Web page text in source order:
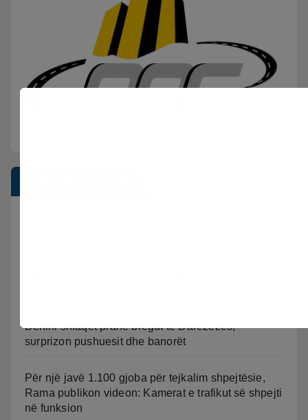
Delfini shfaqet pranë bregut të Darëzezës,
surprizon pushuesit dhe banorët
Për një javë 1.100 gjoba për tejkalim shpejtësie,
Rama publikon videon: Kamerat e trafikut së shpejti
në funksion